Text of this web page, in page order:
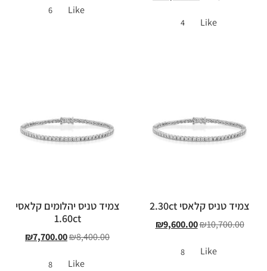
Like
4
Like
6
צמיד טניס קלאסי 2.30ct
₪10,700.00
₪9,600.00
Like
8
צמיד טניס יהלומים קלאסי
1.60ct
₪8,400.00
₪7,700.00
Like
8